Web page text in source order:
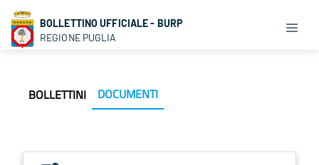
BOLLETTINO UFFICIALE - BURP
REGIONE PUGLIA
BOLLETTINI DOCUMENTI